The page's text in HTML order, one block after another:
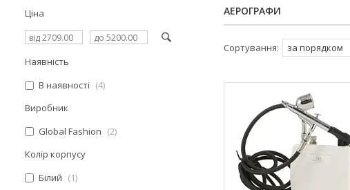
АЕРОГРАФИ
Ціна
Наявність
В наявності
4
Виробник
Global Fashion
2
Колір корпусу
Білий
1